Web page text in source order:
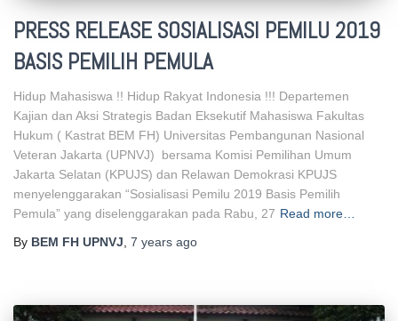
PRESS RELEASE SOSIALISASI PEMILU 2019
BASIS PEMILIH PEMULA
Hidup Mahasiswa !! Hidup Rakyat Indonesia !!! Departemen
Kajian dan Aksi Strategis Badan Eksekutif Mahasiswa Fakultas
Hukum ( Kastrat BEM FH) Universitas Pembangunan Nasional
Veteran Jakarta (UPNVJ) bersama Komisi Pemilihan Umum
Jakarta Selatan (KPUJS) dan Relawan Demokrasi KPUJS
menyelenggarakan “Sosialisasi Pemilu 2019 Basis Pemilih
Pemula” yang diselenggarakan pada Rabu, 27 Read more…
By BEM FH UPNVJ 7 years ago